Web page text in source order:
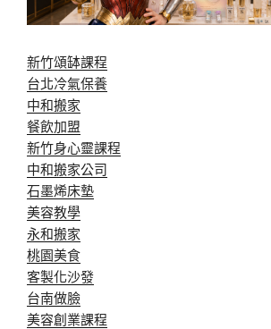
新竹頌缽課程
台北冷氣保養
中和搬家
餐飲加盟
新竹身心靈課程
中和搬家公司
石墨烯床墊
美容教學
永和搬家
桃園美食
客製化沙發
台南做臉
美容創業課程